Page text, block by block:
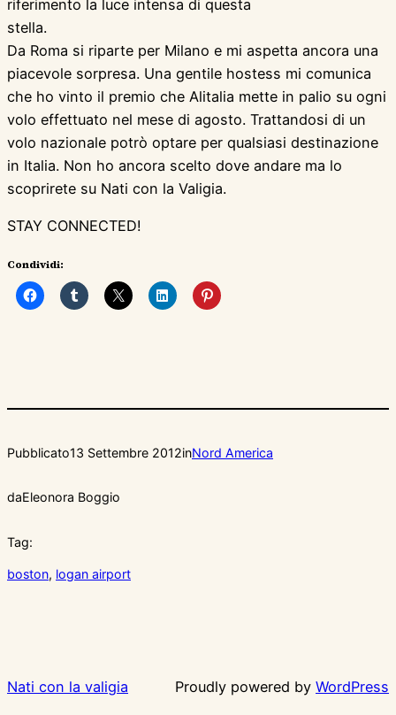
riferimento la luce intensa di questa
stella.
Da Roma si riparte per Milano e mi aspetta ancora una
piacevole sorpresa. Una gentile hostess mi comunica
che ho vinto il premio che Alitalia mette in palio su ogni
volo effettuato nel mese di agosto. Trattandosi di un
volo nazionale potrò optare per qualsiasi destinazione
in Italia. Non ho ancora scelto dove andare ma lo
scoprirete su Nati con la Valigia.
STAY CONNECTED!
Condividi:
Pubblicato13 Settembre 2012inNord America
daEleonora Boggio
Tag:
boston, logan airport
Nati con la valigia Proudly powered by WordPress